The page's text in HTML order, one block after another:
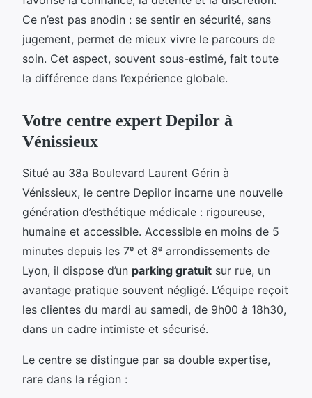
Ce n’est pas anodin : se sentir en sécurité, sans
jugement, permet de mieux vivre le parcours de
soin. Cet aspect, souvent sous-estimé, fait toute
la différence dans l’expérience globale.
Votre centre expert Depilor à
Vénissieux
Situé au 38a Boulevard Laurent Gérin à
Vénissieux, le centre Depilor incarne une nouvelle
génération d’esthétique médicale : rigoureuse,
humaine et accessible. Accessible en moins de 5
minutes depuis les 7ᵉ et 8ᵉ arrondissements de
Lyon, il dispose d’un parking gratuit sur rue, un
avantage pratique souvent négligé. L’équipe reçoit
les clientes du mardi au samedi, de 9h00 à 18h30,
dans un cadre intimiste et sécurisé.
Le centre se distingue par sa double expertise,
rare dans la région :